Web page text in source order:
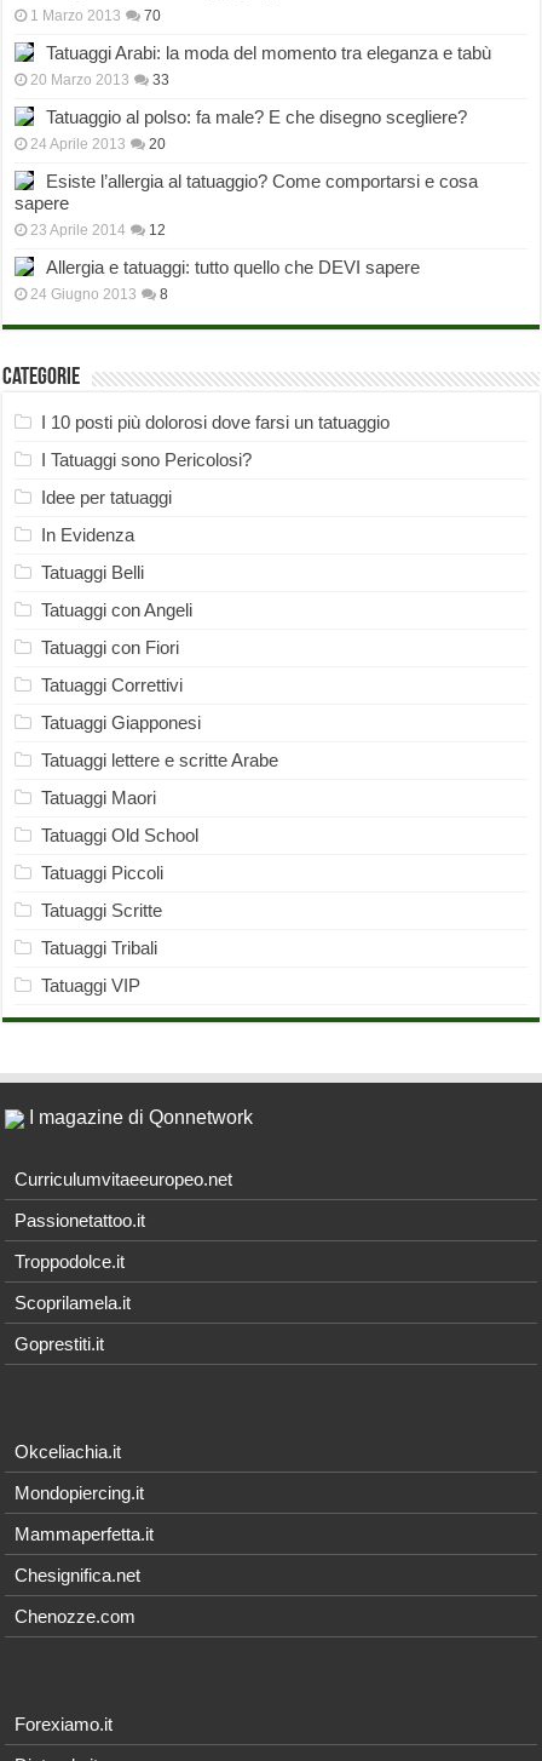
1 Marzo 2013 70
Tatuaggi Arabi: la moda del momento tra eleganza e tabù
20 Marzo 2013 33
Tatuaggio al polso: fa male? E che disegno scegliere?
24 Aprile 2013 20
Esiste l’allergia al tatuaggio? Come comportarsi e cosa
sapere
23 Aprile 2014 12
Allergia e tatuaggi: tutto quello che DEVI sapere
24 Giugno 2013 8
Categorie
I 10 posti più dolorosi dove farsi un tatuaggio
I Tatuaggi sono Pericolosi?
Idee per tatuaggi
In Evidenza
Tatuaggi Belli
Tatuaggi con Angeli
Tatuaggi con Fiori
Tatuaggi Correttivi
Tatuaggi Giapponesi
Tatuaggi lettere e scritte Arabe
Tatuaggi Maori
Tatuaggi Old School
Tatuaggi Piccoli
Tatuaggi Scritte
Tatuaggi Tribali
Tatuaggi VIP
I magazine di Qonnetwork
Curriculumvitaeeuropeo.net
Passionetattoo.it
Troppodolce.it
Scoprilamela.it
Goprestiti.it
Okceliachia.it
Mondopiercing.it
Mammaperfetta.it
Chesignifica.net
Chenozze.com
Forexiamo.it